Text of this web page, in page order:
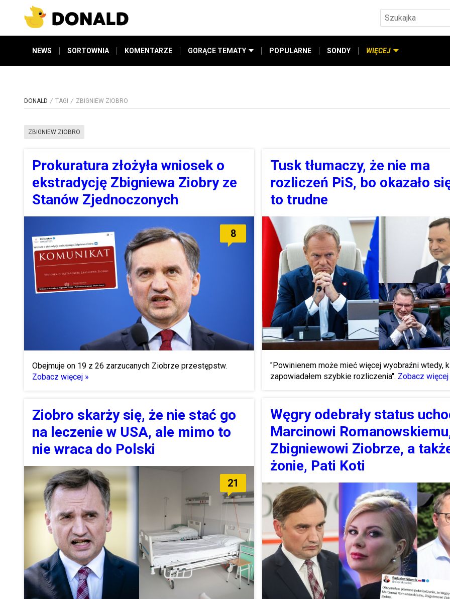
NEWS SORTOWNIA KOMENTARZE GORĄCE TEMATY POPULARNE SONDY WIĘCEJ
DONALD TAGI ZBIGNIEW ZIOBRO
ZBIGNIEW ZIOBRO
Prokuratura złożyła wniosek o
ekstradycję Zbigniewa Ziobry ze
Stanów Zjednoczonych
8
Obejmuje on 19 z 26 zarzucanych Ziobrze przestępstw.
Zobacz więcej »
Ziobro skarży się, że nie stać go
na leczenie w USA, ale mimo to
nie wraca do Polski
21
Tusk tłumaczy, że nie ma
rozliczeń PiS, bo okazało
to trudne
"Powinienem może mieć więcej wyobraźni wtedy,
zapowiadałem szybkie rozliczenia". Zobacz więcej
Węgry odebrały status
Marcinowi
Zbigniewowi Ziobrze, a
żonie, Pati Koti